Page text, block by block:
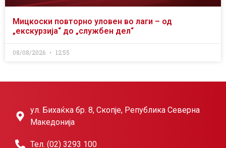
Мицкоски повторно уловен во лаги – од
„екскурзија“ до „службен дел“
08/08/2026 12:55
ул. Бихаќка бр. 8, Скопје, Република Северна
Македонија
Тел. (02) 3293 100